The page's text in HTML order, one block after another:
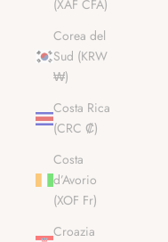
(XAF CFA)
Corea del
Sud (KRW
₩)
Costa Rica
(CRC ₡)
Costa
d’Avorio
(XOF Fr)
Croazia